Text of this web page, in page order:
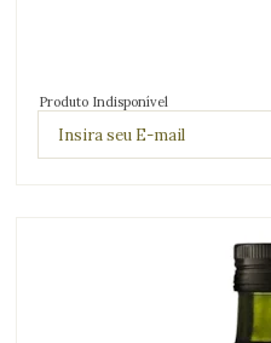
Produto Indisponível